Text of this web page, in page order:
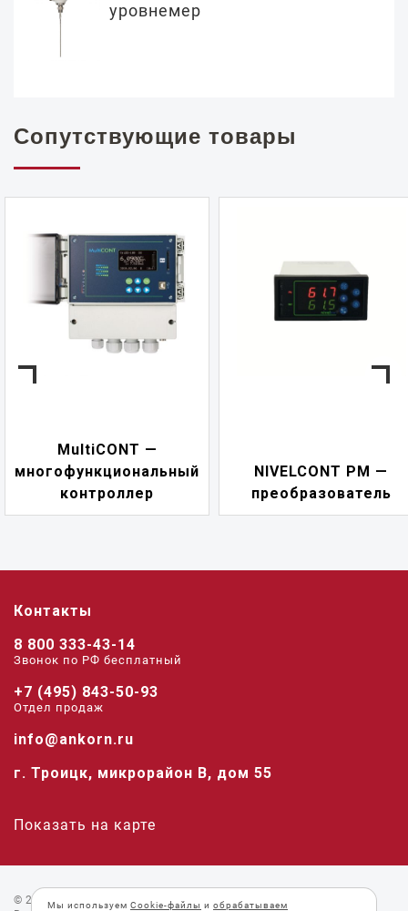
уровнемер
Сопутствующие товары
MultiCONT —
многофункциональный
контроллер
NIVELCONT PM —
преобразователь
Контакты
8 800 333-43-14
Звонок по РФ беcплатный
+7 (495) 843-50-93
Отдел продаж
info@ankorn.ru
г. Троицк, микрорайон В, дом 55
Показать на карте
© 2026 «Анкорн».
Мы используем Cookie-файлы и обрабатываем